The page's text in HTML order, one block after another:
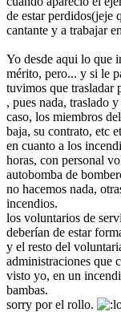
de estar perdidos(jeje
cantante y a trabajar
Yo desde aqui lo que
mérito, pero... y si le
tuvimos que trasladar
, pues nada, traslado
caso, los miembros
baja, su contrato, etc
en cuanto a los
horas, con personal
autobomba de
no hacemos nada,
incendios.
los voluntarios de
deberían de estar
y el resto del
administraciones que
visto yo, en un
bambas.
sorry por el rollo.